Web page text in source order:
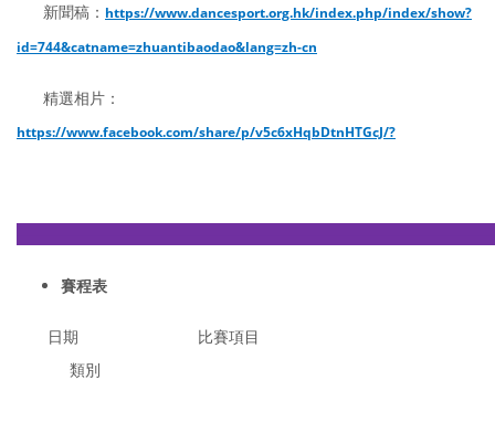
新聞稿： https://www.dancesport.org.hk/index.php/index/show?
id=744&catname=zhuantibaodao&lang=zh-cn
精選相片：
https://www.facebook.com/share/p/v5c6xHqbDtnHTGcJ/?
賽程表
日期 比賽項目
類別